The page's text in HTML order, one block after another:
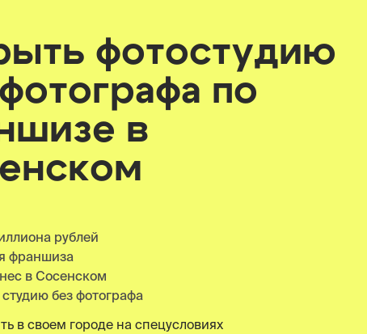
фотостудию
по
в
рублей
франшиза
в Сосенском
без фотографа
в своем городе на спецусловиях